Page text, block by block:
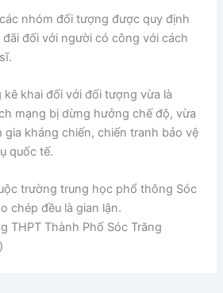
nhóm đối tượng được quy định
đối với người có công với cách
kê khai đối với đối tượng vừa là
mạng bị dừng hưởng chế độ, vừa
kháng chiến, chiến tranh bảo vệ
quốc tế.
trường trung học phổ thông Sóc
chép đều là gian lận.
THPT Thành Phố Sóc Trăng